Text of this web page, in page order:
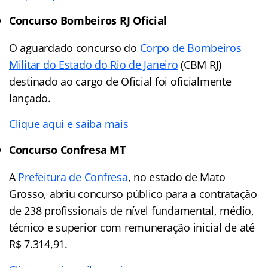
Concurso Bombeiros RJ Oficial
O aguardado concurso do Corpo de Bombeiros
Militar do Estado do Rio de Janeiro (CBM RJ)
destinado ao cargo de Oficial foi oficialmente
lançado.
Clique aqui e saiba mais
Concurso Confresa MT
APrefeitura de Confresa, no estado de Mato
Grosso, abriu concurso público para a contratação
de 238 profissionais de nível fundamental, médio,
técnico e superior com remuneração inicial de até
R$ 7.314,91.